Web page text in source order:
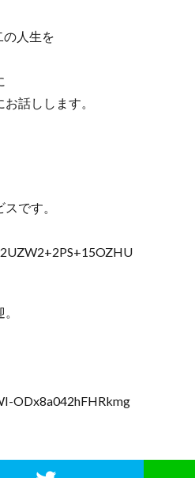
の人生を
話しします。
です。
ODx8a042hFHRkmg